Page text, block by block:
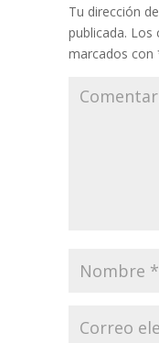
Tu dirección
publicada. Los
marcados con